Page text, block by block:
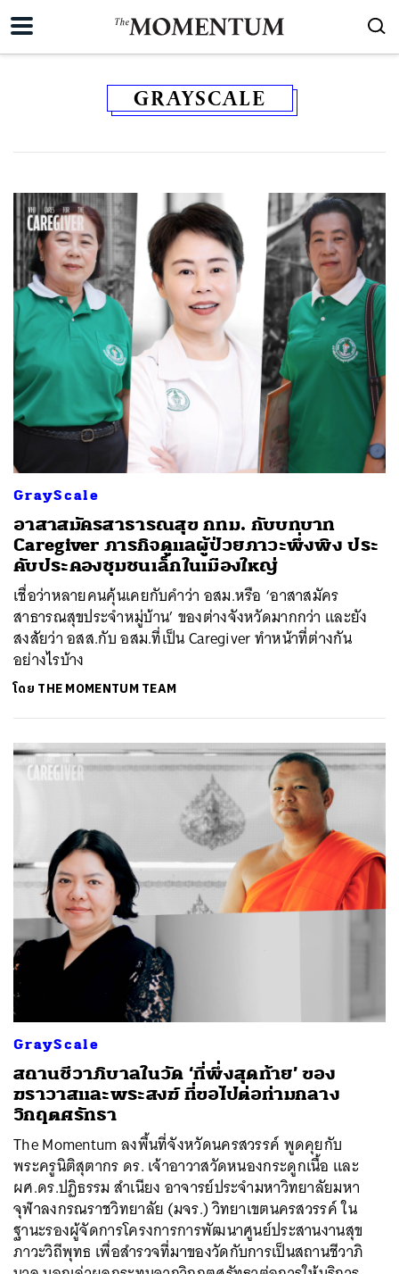
GRAYSCALE
GrayScale
อาสาสมัครสาธารณสุข กทม. กับบทบาท
Caregiver ภารกิจดูแลผู้ป่วยภาวะพึ่งพิง ประ
คับประคองชุมชนเล็กในเมืองใหญ่
เชื่อว่าหลายคนคุ้นเคยกับคำว่า อสม.หรือ ‘อาสาสมัคร
สาธารณสุขประจำหมู่บ้าน’ ของต่างจังหวัดมากกว่า และยัง
สงสัยว่า อสส.กับ อสม.ที่เป็น Caregiver ทำหน้าที่ต่างกัน
อย่างไรบ้าง
โดย THE MOMENTUM TEAM
GrayScale
สถานชีวาภิบาลในวัด ‘ที่พึ่งสุดท้าย’ ของ
ฆราวาสและพระสงฆ์ ที่ขอไปต่อท่ามกลาง
วิกฤตศรัทธา
The Momentum ลงพื้นที่จังหวัดนครสวรรค์ พูดคุยกับ
พระครูนิติสุตากร ดร. เจ้าอาวาสวัดหนองกระดูกเนื้อ และ
ผศ.ดร.ปฏิธรรม สำเนียง อาจารย์ประจำมหาวิทยาลัยมหา
จุฬาลงกรณราชวิทยาลัย (มจร.) วิทยาเขตนครสวรรค์ ใน
ฐานะรองผู้จัดการโครงการการพัฒนาศูนย์ประสานงานสุข
ภาวะวิถีพุทธ เพื่อสำรวจที่มาของวัดกับการเป็นสถานชีวาภิ